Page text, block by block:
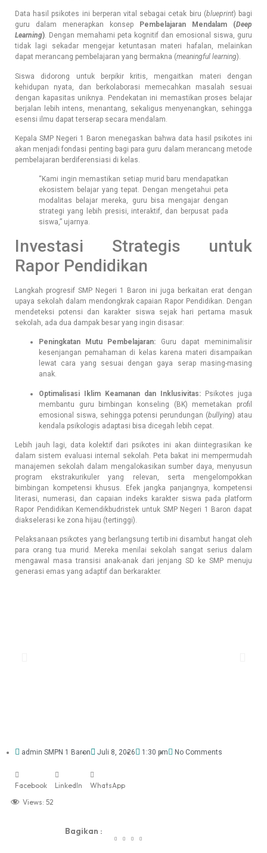
Data hasil psikotes ini berperan vital sebagai cetak biru (blueprint) bagi
guru dalam menerapkan konsep
Pembelajaran Mendalam (Deep
Learning). Dengan memahami peta kognitif dan emosional siswa, guru
tidak lagi sekadar mengejar ketuntasan materi hafalan, melainkan
dapat merancang pembelajaran yang bermakna (meaningful learning).
Siswa didorong untuk berpikir kritis, mengaitkan materi dengan
kehidupan nyata, dan berkolaborasi memecahkan masalah sesuai
dengan kapasitas uniknya. Pendekatan ini memastikan proses belajar
berjalan lebih intens, menantang, sekaligus menyenangkan, sehingga
esensi ilmu dapat terserap secara mendalam.
Kepala SMP Negeri 1 Baron menegaskan bahwa data hasil psikotes ini
akan menjadi fondasi penting bagi para guru dalam merancang metode
pembelajaran berdiferensiasi di kelas.
“Kami ingin memastikan setiap murid baru mendapatkan
ekosistem belajar yang tepat. Dengan mengetahui peta
modalitas belajar mereka, guru bisa mengajar dengan
strategi yang lebih presisi, interaktif, dan berpusat pada
siswa,” ujarnya.
Investasi Strategis untuk
Rapor Pendidikan
Langkah progresif SMP Negeri 1 Baron ini juga berkaitan erat dengan
upaya sekolah dalam mendongkrak capaian Rapor Pendidikan. Dengan
mendeteksi potensi dan karakter siswa sejak hari pertama masuk
sekolah, ada dua dampak besar yang ingin disasar:
Peningkatan Mutu Pembelajaran: Guru dapat meminimalisir
kesenjangan pemahaman di kelas karena materi disampaikan
lewat cara yang sesuai dengan gaya serap masing-masing
anak.
Optimalisasi Iklim Keamanan dan Inklusivitas: Psikotes juga
membantu guru bimbingan konseling (BK) memetakan profil
emosional siswa, sehingga potensi perundungan (bullying) atau
kendala psikologis adaptasi bisa dicegah lebih cepat.
Lebih jauh lagi, data kolektif dari psikotes ini akan diintegrasikan ke
dalam sistem evaluasi internal sekolah. Peta bakat ini mempermudah
manajemen sekolah dalam mengalokasikan sumber daya, menyusun
program ekstrakurikuler yang relevan, serta mengelompokkan
bimbingan kompetensi khusus. Efek jangka panjangnya, kompetensi
literasi, numerasi, dan capaian indeks karakter siswa pada platform
Rapor Pendidikan Kemendikbudristek untuk SMP Negeri 1 Baron dapat
diakselerasi ke zona hijau (tertinggi).
Pelaksanaan psikotes yang berlangsung tertib ini disambut hangat oleh
para orang tua murid. Mereka menilai sekolah sangat serius dalam
mengawal masa transisi anak-anak dari jenjang SD ke SMP menuju
generasi emas yang adaptif dan berkarakter.
admin SMPN 1 Baron Juli 8, 2026 1:30 pm No Comments
Facebook LinkedIn
WhatsApp
Views: 52
Bagikan :